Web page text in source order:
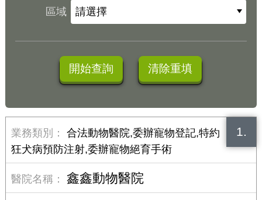
區域
1.
合法動物醫院,委辦寵物登記,特約
狂犬病預防注射,委辦寵物絕育手術
鑫鑫動物醫院